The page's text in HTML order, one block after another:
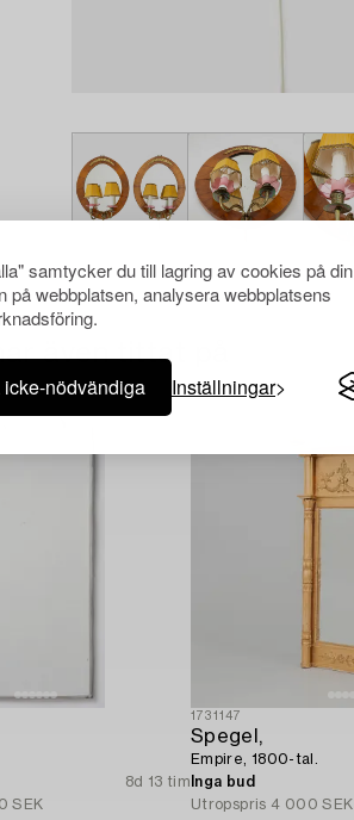
samtycker du till lagring av cookies på din
på webbplatsen, analysera webbplatsens
nödvändiga Inställningar
även tittat på
8d 13 tim
SEK
1731147
Spegel,
Empire, 1800-tal.
Inga bud
Utropspris 4 000 SEK